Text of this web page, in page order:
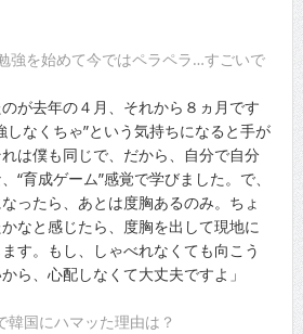
強を始めて今ではペラペラ…すごいで
のが去年の４月、それから８ヵ月です
しなくちゃ”という気持ちになると手が
は僕も同じで、だから、自分で自分
“育成ゲーム”感覚で学びました。で、
ったら、あとは度胸あるのみ。ちょ
なと感じたら、度胸を出して現地に
す。もし、しゃべれなくても向こう
ら、心配しなくて大丈夫ですよ」
国にハマッた理由は？